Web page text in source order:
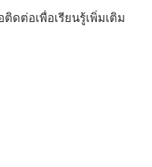
ดต่อเพื่อเรียนรู้เพิ่มเติม